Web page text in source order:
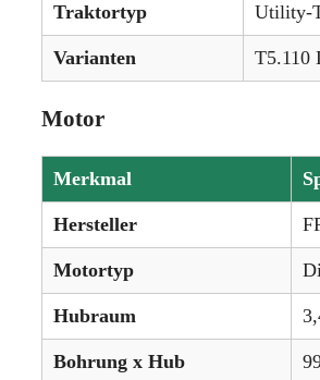
Traktortyp Utility-
Varianten T5.110
Motor
Merkmal
Hersteller
Motortyp
Hubraum
Bohrung x Hub